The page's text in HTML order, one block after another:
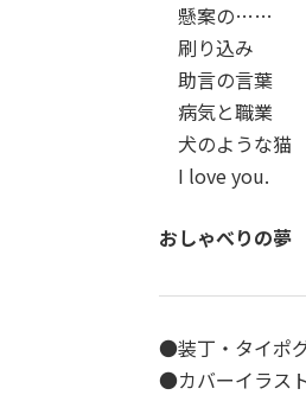
懸案の……
刷り込み
助言の言葉
病気と職業
犬のような猫
I love you.
おしゃべりの夢
●装丁・タイポ
●カバーイラス